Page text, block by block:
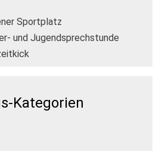
Sportplatz
und Jugendsprechstunde
Kategorien